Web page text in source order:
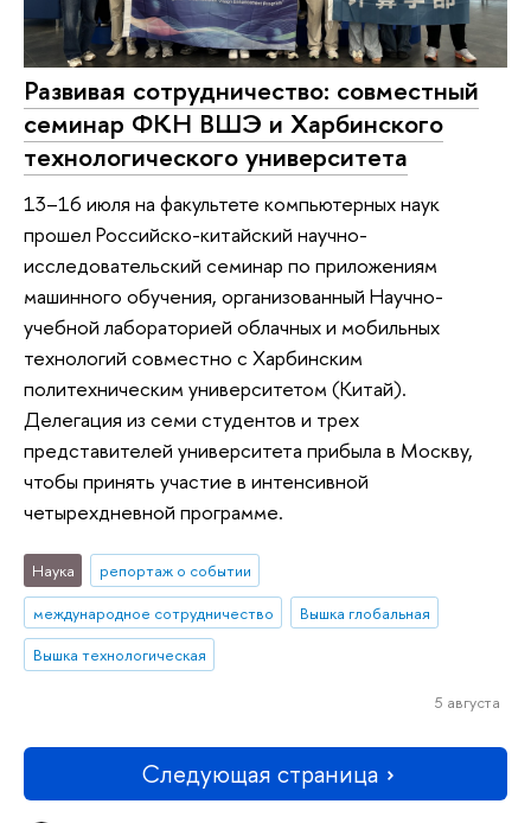
Развивая сотрудничество: совместный
семинар ФКН ВШЭ и Харбинского
технологического университета
13–16 июля на факультете компьютерных наук
прошел Российско-китайский научно-
исследовательский семинар по приложениям
машинного обучения, организованный Научно-
учебной лабораторией облачных и мобильных
технологий совместно с Харбинским
политехническим университетом (Китай).
Делегация из семи студентов и трех
представителей университета прибыла в Москву,
чтобы принять участие в интенсивной
четырехдневной программе.
Наука
репортаж о событии
международное сотрудничество
Вышка глобальная
Вышка технологическая
5 августа
Следующая страница